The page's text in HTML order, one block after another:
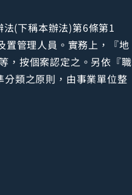
(下稱本辦法)第6條第1
置管理人員。實務上，『地
，按個案認定之。另依『職
類之原則，由事業單位整